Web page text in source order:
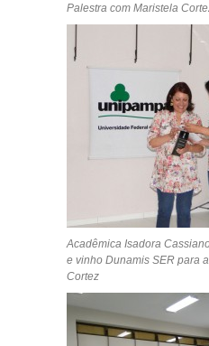
Palestra com Maristela
Acadêmica Isadora
e vinho Dunamis SER para
Cortez